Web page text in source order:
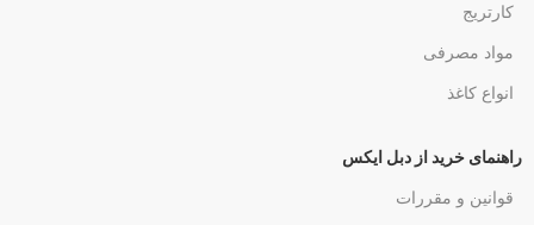
کارتریج
مواد مصرفی
انواع کاغذ
راهنمای خرید از دبل ایکس
قوانین و مقررات